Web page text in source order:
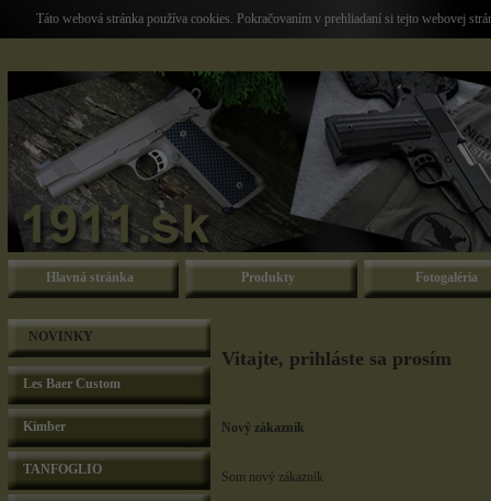
Táto webová stránka používa cookies. Pokračovaním v prehliadaní si tejto webovej
Hlavná stránka Produkty Fotogaléria
NOVINKY
Les Baer Custom
Kimber
TANFOGLIO
Vitajte, prihláste sa prosím
Nový zákazník
Som nový zákazník